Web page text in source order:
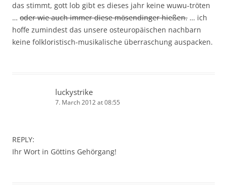
das stimmt, gott lob gibt es dieses jahr keine wuwu-tröten
… oder wie auch immer diese mösendinger hießen. … ich
hoffe zumindest das unsere osteuropäischen nachbarn
keine folkloristisch-musikalische überraschung auspacken.
luckystrike
7. March 2012 at 08:55
REPLY:
Ihr Wort in Göttins Gehörgang!